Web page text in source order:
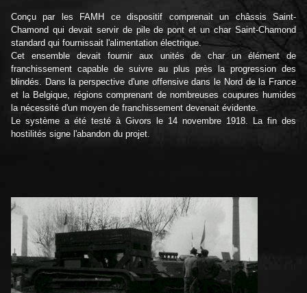
Conçu par les FAMH ce dispositif comprenait un châssis Saint-
Chamond qui devait servir de pile de pont et un char Saint-Chamond
standard qui fournissait l'alimentation électrique.
Cet ensemble devait fournir aux unités de char un élément de
franchissement capable de suivre au plus près la progression des
blindés. Dans la perspective d'une offensive dans le Nord de la France
et la Belgique, régions comprenant de nombreuses coupures humides
la nécessité d'un moyen de franchissement devenait évidente.
Le système a été testé à Givors le 14 novembre 1918. La fin des
hostilités signe l'abandon du projet.